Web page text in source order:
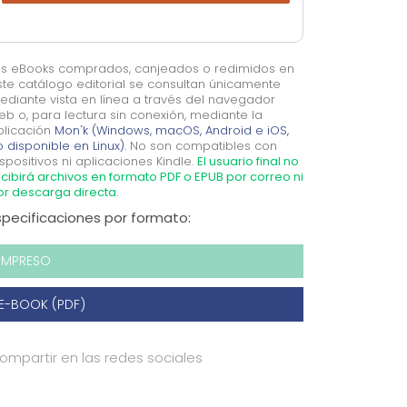
eBooks comprados, canjeados o redimidos en
catálogo editorial se consultan únicamente
vista en línea a través del navegador
o, para lectura sin conexión, mediante la
Mon'k (Windows, macOS, Android e iOS,
disponible en Linux).No son compatibles con
ni aplicaciones Kindle. El usuario final no
archivos en formato PDF o EPUB por correo ni
descarga directa.
por formato:
IMPRESO
E-BOOK (PDF)
en las redes sociales